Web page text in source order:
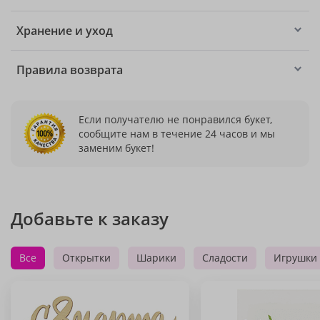
Хранение и уход
Правила возврата
Если получателю не понравился букет,
сообщите нам в течение 24 часов и мы
заменим букет!
Добавьте к заказу
Все Открытки Шарики Сладости Игрушки